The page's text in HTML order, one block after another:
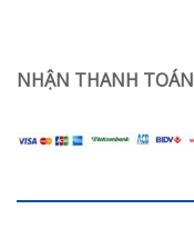
NHẬN THANH TOÁN